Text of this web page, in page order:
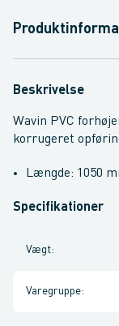
Beskrivelse
Wavin PVC
korrugeret
Længde: 1050
Specifikationer
Vægt:
Varegruppe: